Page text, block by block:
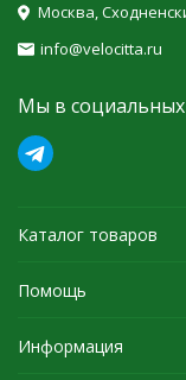
Москва,
info@velocitta.ru
Мы в социальных
Каталог товаров
Помощь
Информация